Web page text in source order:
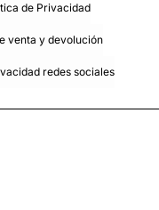
de Privacidad
venta y devolución
redes sociales